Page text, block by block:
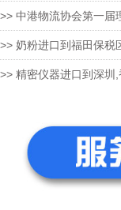
>> 中港物流协会第一届
>> 奶粉进口到福田保税
>> 精密仪器进口到深圳